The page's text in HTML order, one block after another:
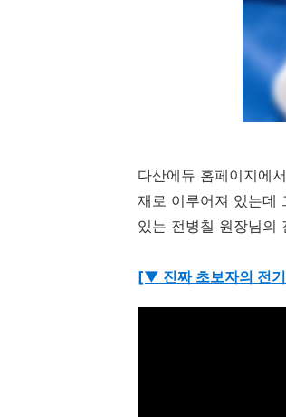
다산에듀 홈페이지에
재로 이루어져 있는데
있는 전병칠 원장님의
[▼ 진짜 초보자의 전